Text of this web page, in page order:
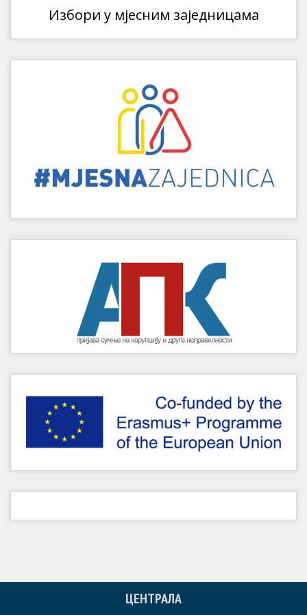
Избори у мјесним заједницама
ЦЕНТРАЛА